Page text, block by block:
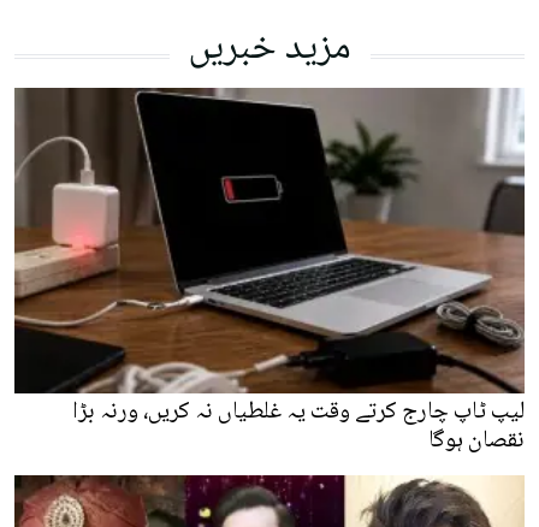
مزید خبریں
لیپ ٹاپ چارج کرتے وقت یہ غلطیاں نہ کریں، ورنہ بڑا
نقصان ہوگا